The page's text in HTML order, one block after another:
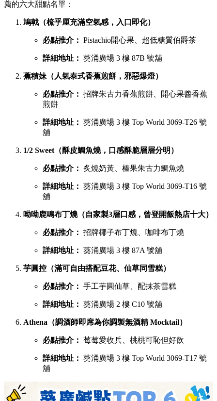
薦的六大甜點名單：
鳩戟（梳乎厘充滿空氣感，入口即化）
必點推介： Pistachio開心果、超低糖質伯爵茶
詳細地址： 葵涌廣場 3 樓 87B 號舖
蕉積妹（人氣泰式香蕉煎餅，邪惡爆燈）
必點推介： 招牌朱古力香蕉煎餅、開心果醬香蕉
煎餅
詳細地址： 葵涌廣場 3 樓 Top World 3069-T26 號
舖
1/2 Sweet（酥皮鯛魚燒，口感酥脆層層分明）
必點推介： 炙燒奶黃、榛果朱古力鯛魚燒
詳細地址： 葵涌廣場 3 樓 Top World 3069-T16 號
舖
呦呦鹿鳴布丁燒（自家製3層口感，曾登開飯熱店十大）
必點推介： 招牌椰子布丁燒、咖啡布丁燒
詳細地址： 葵涌廣場 3 樓 87A 號舖
芋圓控（滿可自由搭配豆花、仙草同雪糕）
必點推介： 手工芋圓仙草、配抹茶雪糕
詳細地址： 葵涌廣場 2 樓 C10 號舖
Athena（調酒師即席為你調製無酒精 Mocktail）
必點推介： 莓莓愛收兵、桃桃可恥但好飲
詳細地址： 葵涌廣場 3 樓 Top World 3069-T17 號
舖